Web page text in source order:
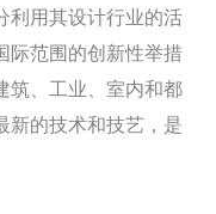
利用其设计行业的活
际范围的创新性举措
筑、工业、室内和都
新的技术和技艺，是